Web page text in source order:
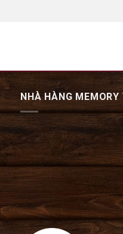
NHÀ HÀNG MEMORY